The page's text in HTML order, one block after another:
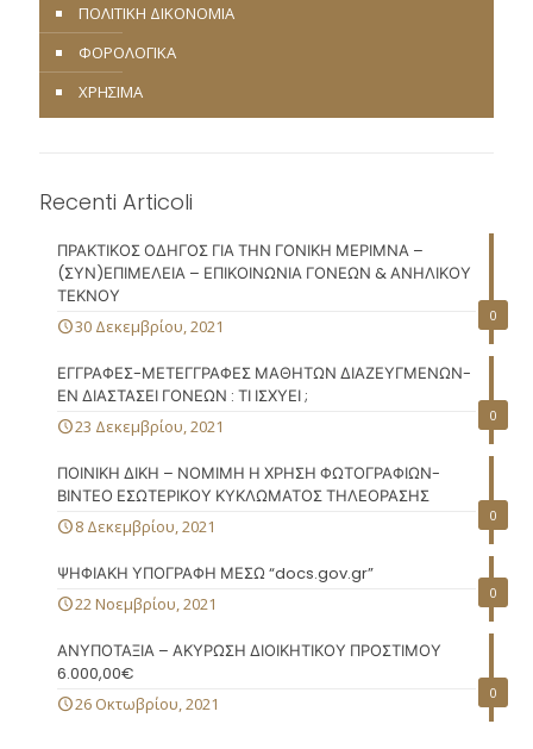
ΠΟΛΙΤΙΚΗ ΔΙΚΟΝΟΜΙΑ
ΦΟΡΟΛΟΓΙΚΑ
ΧΡΗΣΙΜΑ
Recenti Articoli
0
ΠΡΑΚΤΙΚΟΣ ΟΔΗΓΟΣ ΓΙΑ ΤΗΝ ΓΟΝΙΚΗ ΜΕΡΙΜΝΑ –
(ΣΥΝ)ΕΠΙΜΕΛΕΙΑ – ΕΠΙΚΟΙΝΩΝΙΑ ΓΟΝΕΩΝ & ΑΝΗΛΙΚΟΥ
ΤΕΚΝΟΥ
30 Δεκεμβρίου, 2021
0
ΕΓΓΡΑΦΕΣ-ΜΕΤΕΓΓΡΑΦΕΣ ΜΑΘΗΤΩΝ ΔΙΑΖΕΥΓΜΕΝΩΝ-
ΕΝ ΔΙΑΣΤΑΣΕΙ ΓΟΝΕΩΝ : ΤΙ ΙΣΧΥΕΙ ;
23 Δεκεμβρίου, 2021
0
ΠΟΙΝΙΚΗ ΔΙΚΗ – ΝΟΜΙΜΗ Η ΧΡΗΣΗ ΦΩΤΟΓΡΑΦΙΩΝ-
ΒΙΝΤΕΟ ΕΣΩΤΕΡΙΚΟΥ ΚΥΚΛΩΜΑΤΟΣ ΤΗΛΕΟΡΑΣΗΣ
8 Δεκεμβρίου, 2021
0
ΨΗΦΙΑΚΗ ΥΠΟΓΡΑΦΗ ΜΕΣΩ “docs.gov.gr”
22 Νοεμβρίου, 2021
0
ΑΝΥΠΟΤΑΞΙΑ – ΑΚΥΡΩΣΗ ΔΙΟΙΚΗΤΙΚΟΥ ΠΡΟΣΤΙΜΟΥ
6.000,00€
26 Οκτωβρίου, 2021